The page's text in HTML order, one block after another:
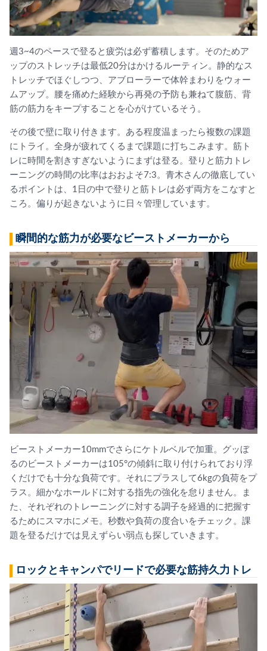
週3~4のペースで登ると疲労は必ず蓄積します。そのためア
ップのストレッチは最低20分はかけるルーティン。静的なス
トレッチでほぐしつつ、アブローラーで体幹まわりをウォー
ムアップ。腰を痛めた経験から再発の予防も兼ねて腹筋、背
筋の筋力をキープすることを心がけているそう。
その後で壁に取り付きます。ある程度温まったら複数の課題
にトライ。全身が疲れてくるまで課題に打ちこみます。筋ト
レに時間を割きすぎないようにまずは登る。登りと筋力トレ
ーニングの時間の比率はおおよそ7:3。青木さんの徹底してい
るポイントは、1日の中で登りと筋トレは必ず両方をこなすと
ころ。偏りが起きないように日々管理しています。
瞬間的な筋力が必要なビーストメーカーから
ビーストメーカー10mmでさらにケトルベルで加重。グッぼ
るのビーストメーカーは105°の傾斜に取り付けられており浮
くだけでも十分な負荷です。それにプラスして6kgの負荷をプ
ラス。細かなホールドに対する指先の強化を怠りません。ま
た、それぞれのトレーニングに対する調子を経過的に把握す
るためにスマホにメモ。秒数や負荷の度合いをチェック。課
題を登るだけでは見えずらい弱点も探していきます。
ロックとキャンパでリードで必要な筋持久力トレ